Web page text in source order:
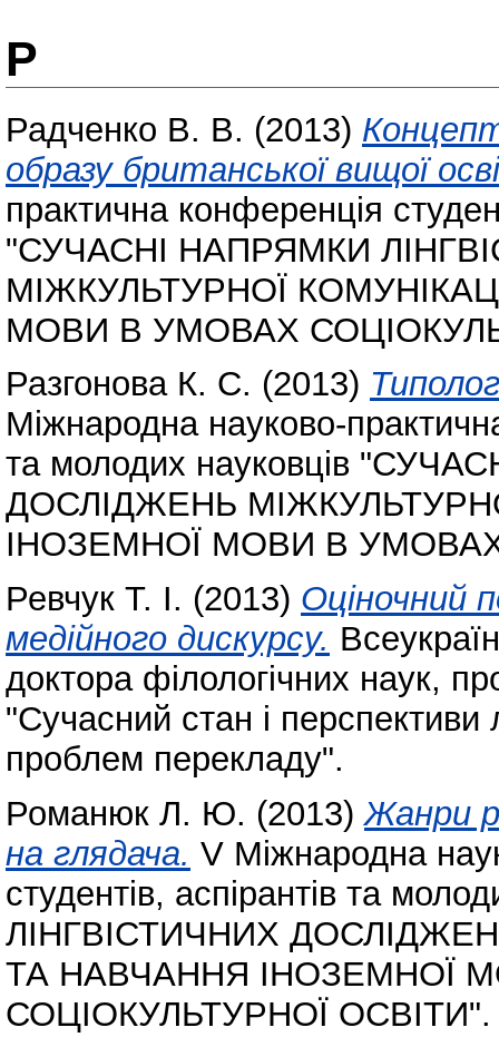
Р
Радченко В. В. (2013)
образу британської вищої
практична конференція
"СУЧАСНІ НАПРЯМКИ
МІЖКУЛЬТУРНОЇ
МОВИ В УМОВАХ
Разгонова К. С. (2013)
Міжнародна науково-
та молодих науковців
ДОСЛІДЖЕНЬ
ІНОЗЕМНОЇ МОВИ В
Ревчук Т. І. (2013) Оціночний
медійного дискурсу.
доктора філологічних наук,
"Сучасний стан і перспективи
проблем перекладу".
Романюк Л. Ю. (2013) Жанри
на глядача. V Міжнародна
студентів, аспірантів та
ЛІНГВІСТИЧНИХ
ТА НАВЧАННЯ ІНОЗЕМНОЇ
СОЦІОКУЛЬТУРНОЇ ОСВІТИ".